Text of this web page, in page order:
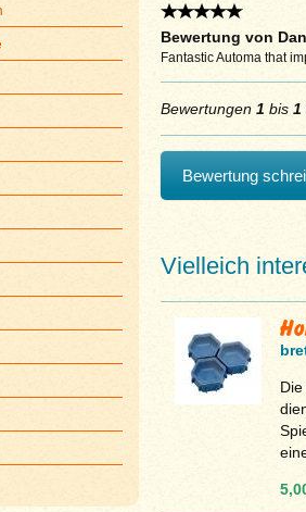
Bewertung von
Fantastic Automa that
Bewertungen 1 bis 1
Bewertung
Vielleich